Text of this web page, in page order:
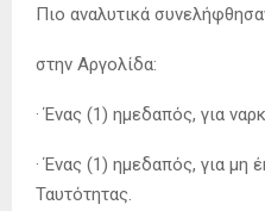
Πιο αναλυτικά
στην Αργολίδα:
· Ένας (1) ημεδαπός, για
· Ένας (1) ημεδαπός, για μη
Ταυτότητας.